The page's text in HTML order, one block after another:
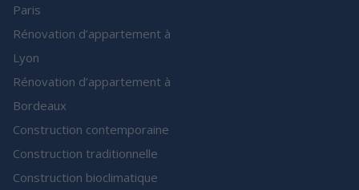
Paris
Rénovation d’appartement à
Lyon
Rénovation d’appartement à
Bordeaux
Construction contemporaine
Construction traditionnelle
Construction bioclimatique